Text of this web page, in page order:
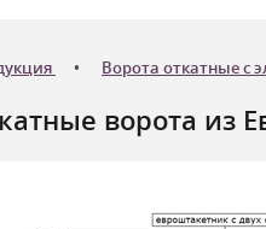
Ворота откатные с
ворота из